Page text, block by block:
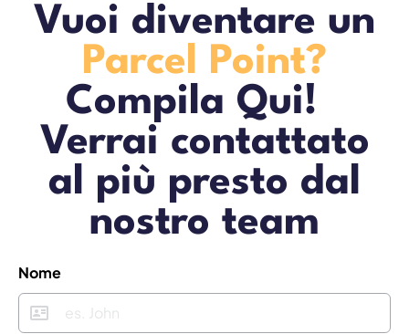
Vuoi diventare un
Parcel Point?
Compila Qui!
Verrai contattato
al più presto dal
nostro team
Nome